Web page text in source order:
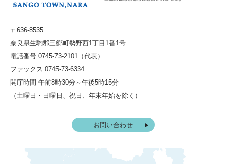
〒636-8535
奈良県生駒郡三郷町勢野西1丁目1番1号
電話番号 0745-73-2101（代表）
ファックス 0745-73-6334
開庁時間 午前8時30分～午後5時15分
（土曜日・日曜日、祝日、年末年始を除く）
お問い合わせ